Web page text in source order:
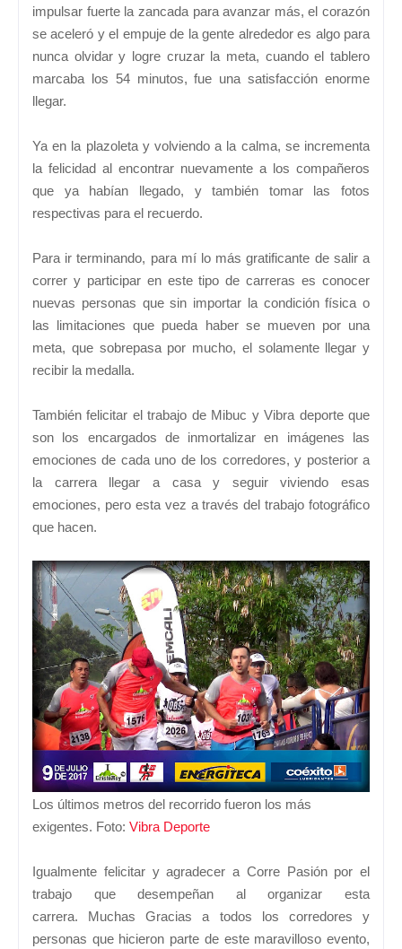
impulsar fuerte la zancada para avanzar más, el corazón
se aceleró y el empuje de la gente alrededor es algo para
nunca olvidar y logre cruzar la meta, cuando el tablero
marcaba los 54 minutos, fue una satisfacción enorme
llegar.
Ya en la plazoleta y volviendo a la calma, se incrementa
la felicidad al encontrar nuevamente a los compañeros
que ya habían llegado, y también tomar las fotos
respectivas para el recuerdo.
Para ir terminando, para mí lo más gratificante de salir a
correr y participar en este tipo de carreras es conocer
nuevas personas que sin importar la condición física o
las limitaciones que pueda haber se mueven por una
meta, que sobrepasa por mucho, el solamente llegar y
recibir la medalla.
También felicitar el trabajo de Mibuc y Vibra deporte que
son los encargados de inmortalizar en imágenes las
emociones de cada uno de los corredores, y posterior a
la carrera llegar a casa y seguir viviendo esas
emociones, pero esta vez a través del trabajo fotográfico
que hacen.
Los últimos metros del recorrido fueron los más
exigentes. Foto: Vibra Deporte
Igualmente felicitar y agradecer a Corre Pasión por el
trabajo que desempeñan al organizar esta
carrera. Muchas Gracias a todos los corredores y
personas que hicieron parte de este maravilloso evento,